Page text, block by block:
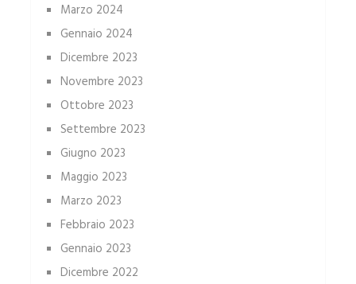
Marzo 2024
Gennaio 2024
Dicembre 2023
Novembre 2023
Ottobre 2023
Settembre 2023
Giugno 2023
Maggio 2023
Marzo 2023
Febbraio 2023
Gennaio 2023
Dicembre 2022